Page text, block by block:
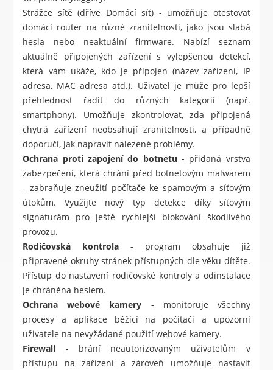
Strážce sítě (dříve Domácí síť) - umožňuje otestovat
domácí router na různé zranitelnosti, jako jsou slabá
hesla nebo neaktuální firmware. Nabízí seznam
aktuálně připojených zařízení s vylepšenou detekcí,
která vám ukáže, kdo je připojen (název zařízení, IP
adresa, MAC adresa atd.). Uživatel je může pro lepší
přehlednost řadit do různých kategorií (např.
smartphony). Umožňuje zkontrolovat, zda připojená
chytrá zařízení neobsahují zranitelnosti, a případně
doporučí, jak napravit nalezené problémy.
Ochrana proti zapojení do botnetu - přidaná vrstva
zabezpečení, která chrání před botnetovým malwarem
- zabraňuje zneužití počítače ke spamovým a síťovým
útokům. Využijte nový typ detekce díky síťovým
signaturám pro ještě rychlejší blokování škodlivého
provozu.
Rodičovská kontrola - program obsahuje již
připravené okruhy stránek přístupných dle věku dítěte.
Přístup do nastavení rodičovské kontroly a odinstalace
je chráněna heslem.
Ochrana webové kamery - monitoruje všechny
procesy a aplikace běžící na počítači a upozorní
uživatele na nevyžádané použití webové kamery.
Firewall - brání neautorizovaným uživatelům v
přístupu na zařízení a zároveň umožňuje nastavit